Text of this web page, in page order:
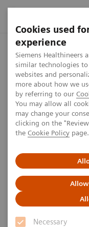
Cookies used
experience
Siemens Healthineers
similar technologies to
websites and
more about how we
by referring to our
You may allow all
may change your
clicking on the
the Cookie Policy page.
Necessary
Startseite Presse
Press release
Siemens
Kits für
2 in Europa